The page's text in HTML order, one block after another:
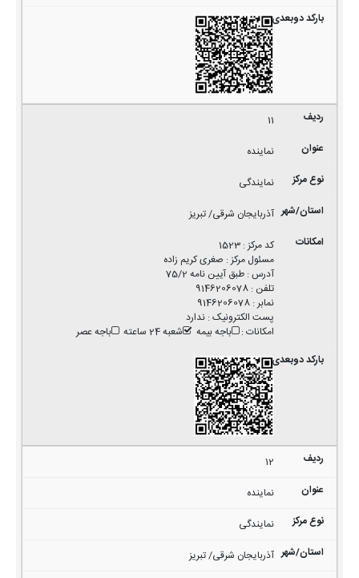
11
نماینده
نمایندگی
آذربایجان شرقی/ تبریز
کد مرکز:
1523
مسئول مرکز: صغری کریم زاده
آدرس:طبق آیین نامه 75/2
تلفن :
9146206078
نمابر:
9146206078
پست الکترونیک:ندارد
امکانات: باجه بیمه شعبه 24 ساعته باجه عصر
12
نماینده
نمایندگی
آذربایجان شرقی/ تبریز